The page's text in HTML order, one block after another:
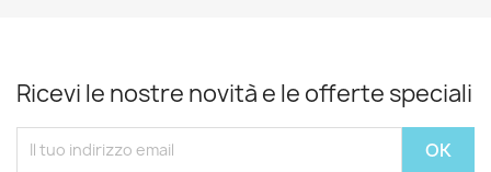
Ricevi le nostre novità e le offerte speciali